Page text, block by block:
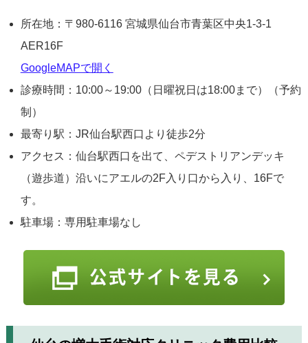
所在地：〒980-6116 宮城県仙台市青葉区中央1-3-1
AER16F
GoogleMAPで開く
診療時間：10:00～19:00（日曜祝日は18:00まで）（予約
制）
最寄り駅：JR仙台駅西口より徒歩2分
アクセス：仙台駅西口を出て、ペデストリアンデッキ
（遊歩道）沿いにアエルの2F入り口から入り、16Fで
す。
駐車場：専用駐車場なし